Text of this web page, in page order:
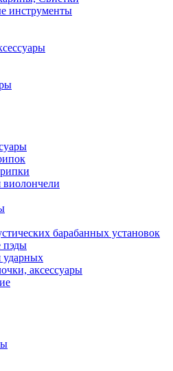
инструменты
виолончели
барабанных установок
пэды
ударных
аксессуары